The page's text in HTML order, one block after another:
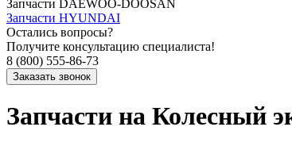
Запчасти DAEWOO-DOOSAN
Запчасти HYUNDAI
Остались вопросы?
Получите консультацию специалиста!
8 (800) 555-86-73
Запчасти на Колесный